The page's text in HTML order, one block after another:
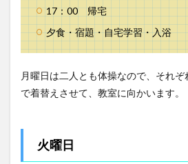
17：00 帰宅
夕食・宿題・自宅学習・入浴
月曜日は二人とも体操なので、それ
で着替えさせて、教室に向かいます。
火曜日